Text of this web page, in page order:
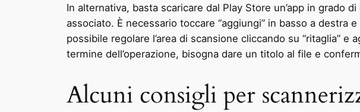
In alternativa, basta scaricare dal Play Store un’app in grado
associato. È necessario toccare “aggiungi” in basso a destra
possibile regolare l’area di scansione cliccando su “ritaglia” e
termine dell’operazione, bisogna dare un titolo al file e
Alcuni consigli per